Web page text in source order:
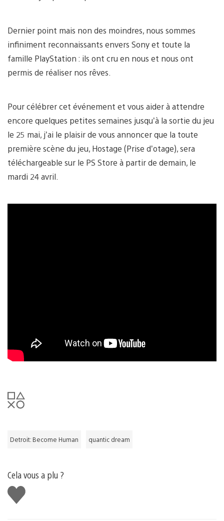
Dernier point mais non des moindres, nous sommes
infiniment reconnaissants envers Sony et toute la
famille PlayStation : ils ont cru en nous et nous ont
permis de réaliser nos rêves.
Pour célébrer cet événement et vous aider à attendre
encore quelques petites semaines jusqu’à la sortie du jeu
le 25 mai, j’ai le plaisir de vous annoncer que la toute
première scène du jeu, Hostage (Prise d’otage), sera
téléchargeable sur le PS Store à partir de demain, le
mardi 24 avril.
Detroit: Become Human quantic dream
Cela vous a plu ?
J'aime